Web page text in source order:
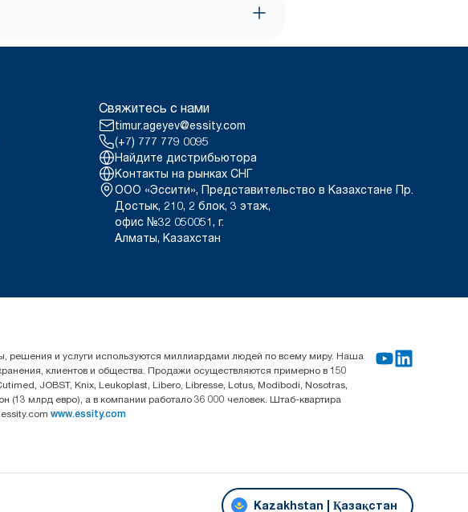
Свяжитесь с нами
timur.ageyev@essity.com
(+7) 777 779 0095
Найдите дистрибьютора
Контакты на рынках СНГ
ООО «Эссити», Представительство в Казахстане Пр.
Достык, 210, 2 блок, 3 этаж,
офис №32 050051, г.
Алматы, Казахстан
решения и услуги используются миллиардами людей по всему миру. Наша
клиентов и общества. Продажи осуществляются примерно в 150
JOBST, Knix, Leukoplast, Libero, Libresse, Lotus, Modibodi, Nosotras,
(13 млрд евро), а в компании работало 36 000 человек. Штаб-квартира
www.essity.com
Kazakhstan | Қазақстан